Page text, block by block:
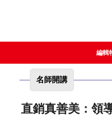
編輯
名師開講
直銷真善美：領